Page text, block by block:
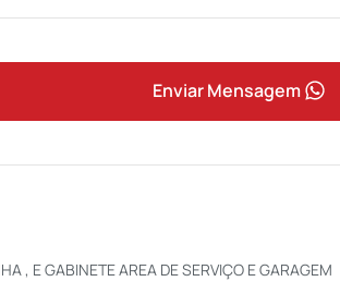
Enviar Mensagem
, E GABINETE AREA DE SERVIÇO E GARAGEM